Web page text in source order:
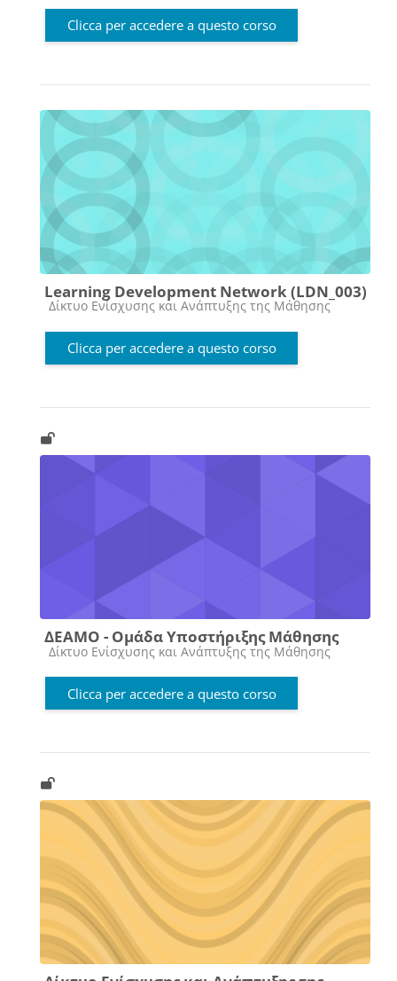
Clicca per accedere a questo corso
Learning Development Network (LDN_003)
Categoria di corsi
Δίκτυο Ενίσχυσης και Ανάπτυξης της Μάθησης
Clicca per accedere a questo corso
ΔΕΑΜΟ - Ομάδα Υποστήριξης Μάθησης
Categoria di corsi
Δίκτυο Ενίσχυσης και Ανάπτυξης της Μάθησης
Clicca per accedere a questo corso